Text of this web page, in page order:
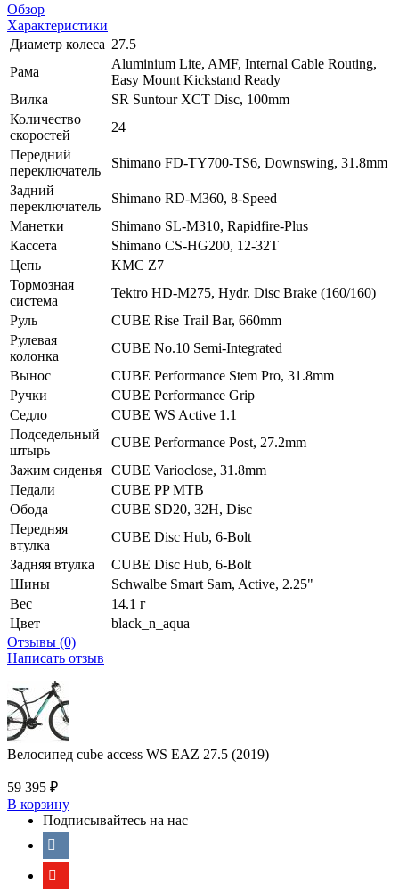
Обзор
Характеристики
Диаметр колеса 27.5
Рама
Aluminium Lite, AMF, Internal Cable Routing,
Easy Mount Kickstand Ready
Вилка
SR Suntour XCT Disc, 100mm
Количество
скоростей
24
Передний
переключатель
Shimano FD-TY700-TS6, Downswing, 31.8mm
Задний
переключатель
Shimano RD-M360, 8-Speed
Манетки
Shimano SL-M310, Rapidfire-Plus
Кассета
Shimano CS-HG200, 12-32T
Цепь
KMC Z7
Тормозная
система
Tektro HD-M275, Hydr. Disc Brake (160/160)
Руль
CUBE Rise Trail Bar, 660mm
Рулевая
колонка
CUBE No.10 Semi-Integrated
Вынос
CUBE Performance Stem Pro, 31.8mm
Ручки
CUBE Performance Grip
Седло
CUBE WS Active 1.1
Подседельный
штырь
CUBE Performance Post, 27.2mm
Зажим сиденья
CUBE Varioclose, 31.8mm
Педали
CUBE PP MTB
Обода
CUBE SD20, 32H, Disc
Передняя
втулка
CUBE Disc Hub, 6-Bolt
Задняя втулка
CUBE Disc Hub, 6-Bolt
Шины
Schwalbe Smart Sam, Active, 2.25"
Вес
14.1 г
Цвет
black_n_aqua
Отзывы (0)
Написать отзыв
Велосипед cube access WS EAZ 27.5 (2019)
59 395 ₽
В корзину
Подписывайтесь на нас